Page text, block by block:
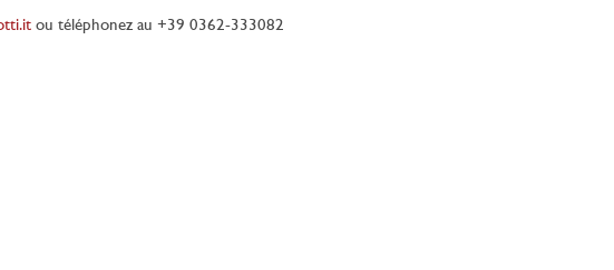
ou téléphonez au +39 0362-333082